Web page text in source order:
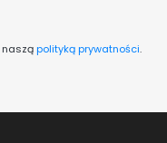
nasząpolityką prywatności.